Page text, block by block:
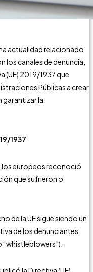
actualidad relacionado
canales de denuncia,
(UE) 2019/1937 que
Públicas a crear
garantizar la
1937
los europeos reconoció
que sufrieron o
de la UE sigue siendo un
de los denunciantes